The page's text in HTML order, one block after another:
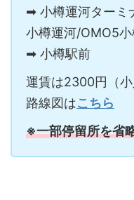
➡ 小樽運河ターミ
小樽運河/OMO5
➡ 小樽駅前
運賃は2300円（
路線図はこちら
※一部停留所を省